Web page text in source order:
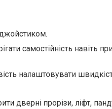
самостійність навіть
налаштовувати
дверні прорізи, ліфт,